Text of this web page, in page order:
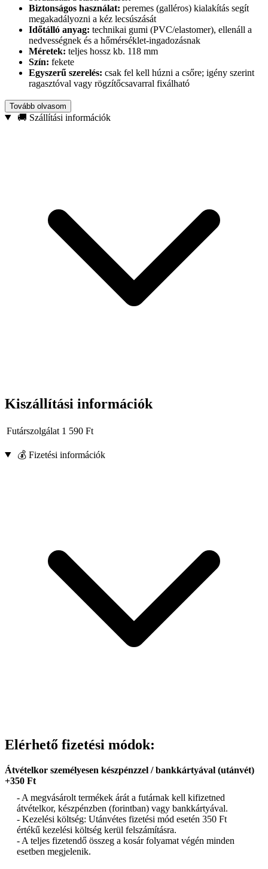
Biztonságos használat: peremes (galléros) kialakítás segít
megakadályozni a kéz lecsúszását
Időtálló anyag: technikai gumi (PVC/elastomer), ellenáll a
nedvességnek és a hőmérséklet-ingadozásnak
Méretek: teljes hossz kb. 118 mm
Szín: fekete
Egyszerű szerelés: csak fel kell húzni a csőre; igény szerint
ragasztóval vagy rögzítőcsavarral fixálható
Ajánlott felhasználás:
raktári kocsik, valamint minden olyan eszköz, amelynek
Tovább olvasom
🚚 Szállítási információk
Kiszállítási információk
Futárszolgálat 1 590 Ft
💰 Fizetési információk
Elérhető fizetési módok:
Átvételkor személyesen készpénzzel / bankkártyával (utánvét)
+350 Ft
- A megvásárolt termékek árát a futárnak kell kifizetned
átvételkor, készpénzben (forintban) vagy bankkártyával.
- Kezelési költség: Utánvétes fizetési mód esetén 350 Ft
értékű kezelési költség kerül felszámításra.
- A teljes fizetendő összeg a kosár folyamat végén minden
esetben megjelenik.